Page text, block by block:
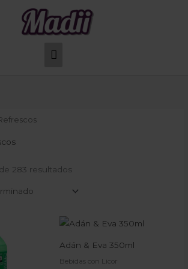
Menú
principal
283 resultados
Adán & Eva 350ml
Bebidas con Licor
Rango
desde
₡1.175